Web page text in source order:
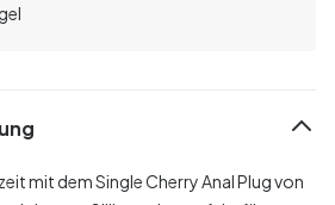
mit dem Single Cherry Anal Plug von